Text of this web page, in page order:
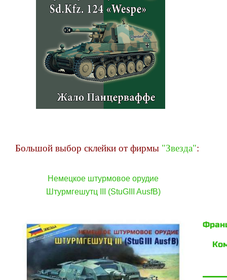
Большой выбор склейки от фирмы "Звезда":
Немецкое штурмовое орудие
Штурмгешутц III (StuGIII AusfB)